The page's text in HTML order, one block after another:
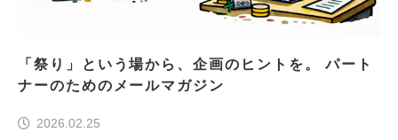
「祭り」という場から、企画のヒントを。 パート
ナーのためのメールマガジン
2026.02.25